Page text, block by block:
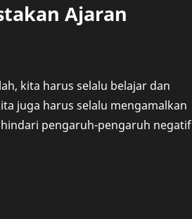
Ajaran
kita harus selalu belajar dan
juga harus selalu mengamalkan
pengaruh-pengaruh negatif